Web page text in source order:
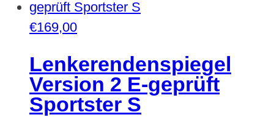
weist
auf.
Die
Optionen
€169,00
Lenkerendenspiegel
Version 2 E-geprüft
Sportster S